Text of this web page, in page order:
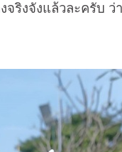
งจังแล้วละครับ ว่า